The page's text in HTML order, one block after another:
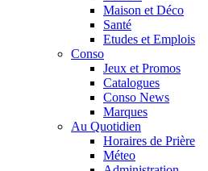
Maison et Déco
Santé
Etudes et Emplois
Conso
Jeux et Promos
Catalogues
Conso News
Marques
Au Quotidien
Horaires de Prière
Méteo